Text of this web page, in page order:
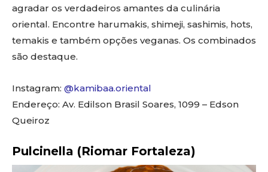
agradar os verdadeiros amantes da culinária
oriental. Encontre harumakis, shimeji, sashimis, hots,
temakis e também opções veganas. Os combinados
são destaque.
Instagram: @kamibaa.oriental
Endereço: Av. Edilson Brasil Soares, 1099 – Edson
Queiroz
Pulcinella (Riomar Fortaleza)